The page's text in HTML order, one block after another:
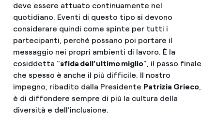
deve essere attuato continuamente nel
quotidiano. Eventi di questo tipo si devono
considerare quindi come spinte per tutti i
partecipanti, perché possano poi portare il
messaggio nei propri ambienti di lavoro. È la
cosiddetta “sfida dell’ultimo miglio”, il passo finale
che spesso è anche il più difficile. Il nostro
impegno, ribadito dalla Presidente Patrizia Grieco,
è di diffondere sempre di più la cultura della
diversità e dell’inclusione.